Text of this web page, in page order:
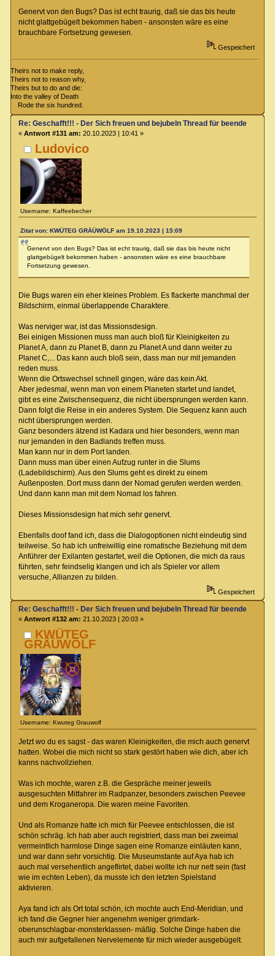
Genervt von den Bugs? Das ist echt traurig, daß sie das bis heute
nicht glattgebügelt bekommen haben - ansonsten wäre es eine
brauchbare Fortsetzung gewesen.
Gespeichert
Theirs not to make reply,
Theirs not to reason why,
Theirs but to do and die:
Into the valley of Death
Rode the six hundred.
Ludovico
Username: Kaffeebecher
Re: Geschafft!!! - Der Sich freuen und bejubeln Thread für beendete
« Antwort #131 am: 20.10.2023 | 10:41 »
Zitat von: KWÜTEG GRÄÜWÖLF am 19.10.2023 | 15:09
Genervt von den Bugs? Das ist echt traurig, daß sie das bis heute nicht
glattgebügelt bekommen haben - ansonsten wäre es eine brauchbare
Fortsetzung gewesen.
Die Bugs waren ein eher kleines Problem. Es flackerte manchmal der
Bildschirm, einmal überlappende Charaktere.
Was nerviger war, ist das Missionsdesign.
Bei einigen Missionen muss man auch bloß für Kleinigkeiten zu
Planet A, dann zu Planet B, dann zu Planet A und dann weiter zu
Planet C,... Das kann auch bloß sein, dass man nur mit jemanden
reden muss.
Wenn die Ortswechsel schnell gingen, wäre das kein Akt.
Aber jedesmal, wenn man von einem Planeten startet und landet,
gibt es eine Zwischensequenz, die nicht übersprungen werden kann.
Dann folgt die Reise in ein anderes System. Die Sequenz kann auch
nicht übersprungen werden.
Ganz besonders ätzend ist Kadara und hier besonders, wenn man
nur jemanden in den Badlands treffen muss.
Man kann nur in dem Port landen.
Dann muss man über einen Aufzug runter in die Slums
(Ladebildschirm). Aus den Slums geht es direkt zu einem
Außenposten. Dort muss dann der Nomad gerufen werden werden.
Und dann kann man mit dem Nomad los fahren.
Dieses Missionsdesign hat mich sehr genervt.
Ebenfalls doof fand ich, dass die Dialogoptionen nicht eindeutig sind
teilweise. So hab ich unfreiwillig eine romatische Beziehung mit dem
Anführer der Exilanten gestartet, weil die Optionen, die mich da raus
führten, sehr feindselig klangen und ich als Spieler vor allem
versuche, Allianzen zu bilden.
Gespeichert
KWÜTEG
GRÄÜWÖLF
Username: Kwuteg Grauwolf
Re: Geschafft!!! - Der Sich freuen und bejubeln Thread für beendete
« Antwort #132 am: 21.10.2023 | 20:03 »
Jetzt wo du es sagst - das waren Kleinigkeiten, die mich auch genervt
hatten. Wobei die mich nicht so stark gestört haben wie dich, aber ich
kanns nachvollziehen.
Was ich mochte, waren z.B. die Gespräche meiner jeweils
ausgesuchten Mitfahrer im Radpanzer, besonders zwischen Peevee
und dem Kroganeropa. Die waren meine Favoriten.
Und als Romanze hatte ich mich für Peevee entschlossen, die ist
schön schräg. Ich hab aber auch registriert, dass man bei zweimal
vermeintlich harmlose Dinge sagen eine Romanze einläuten kann,
und war dann sehr vorsichtig. Die Museumstante auf Aya hab ich
auch mal versehentlich angeflirtet, dabei wollte ich nur nett sein (fast
wie im echten Leben), da musste ich den letzten Spielstand
aktivieren.
Aya fand ich als Ort total schön, ich mochte auch End-Meridian, und
ich fand die Gegner hier angenehm weniger grimdark-
oberunschlagbar-monsterklassen- mäßig. Solche Dinge haben die
auch mir aufgefallenen Nervelemente für mich wieder ausgebügelt.